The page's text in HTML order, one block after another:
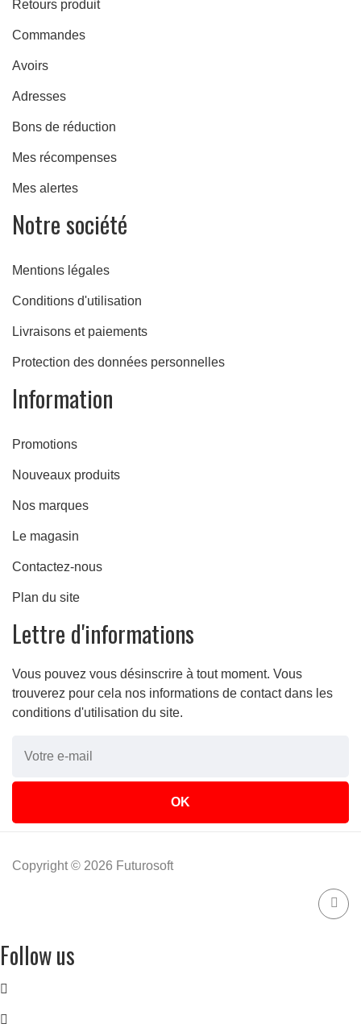
Retours produit
Commandes
Avoirs
Adresses
Bons de réduction
Mes récompenses
Mes alertes
Notre société
Mentions légales
Conditions d'utilisation
Livraisons et paiements
Protection des données personnelles
Information
Promotions
Nouveaux produits
Nos marques
Le magasin
Contactez-nous
Plan du site
Lettre d'informations
Vous pouvez vous désinscrire à tout moment. Vous
trouverez pour cela nos informations de contact dans les
conditions d'utilisation du site.
Copyright © 2026 Futurosoft
Follow us